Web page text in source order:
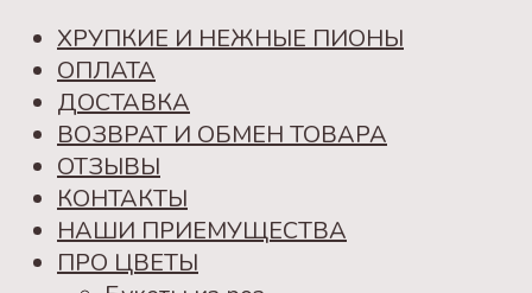
ХРУПКИЕ И НЕЖНЫЕ ПИОНЫ
ОПЛАТА
ДОСТАВКА
ВОЗВРАТ И ОБМЕН ТОВАРА
ОТЗЫВЫ
КОНТАКТЫ
НАШИ ПРИЕМУЩЕСТВА
ПРО ЦВЕТЫ